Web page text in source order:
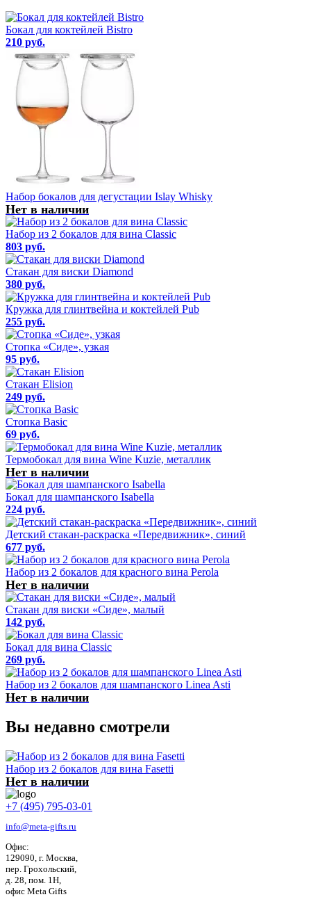
Бокал для коктейлей Bistro
210 руб.
Набор бокалов для дегустации Islay Whisky
Нет в наличии
Набор из 2 бокалов для вина Classic
803 руб.
Стакан для виски Diamond
380 руб.
Кружка для глинтвейна и коктейлей Pub
255 руб.
Стопка «Сиде», узкая
95 руб.
Стакан Elision
249 руб.
Стопка Basic
69 руб.
Термобокал для вина Wine Kuzie, металлик
Нет в наличии
Бокал для шампанского Isabella
224 руб.
Детский стакан-раскраска «Передвижник», синий
677 руб.
Набор из 2 бокалов для красного вина Perola
Нет в наличии
Стакан для виски «Сиде», малый
142 руб.
Бокал для вина Classic
269 руб.
Набор из 2 бокалов для шампанского Linea Asti
Нет в наличии
Вы недавно смотрели
Набор из 2 бокалов для вина Fasetti
Нет в наличии
+7 (495) 795-03-01
info@meta-gifts.ru
Офис:
129090, г. Москва,
пер. Грохольский,
д. 28, пом. 1Н,
офис Meta Gifts